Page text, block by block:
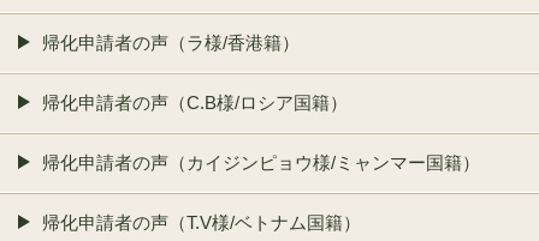
帰化申請者の声（ラ様/香港籍）
帰化申請者の声（C.B様/ロシア国籍）
帰化申請者の声（カイジンピョウ様/ミャンマー国籍）
帰化申請者の声（T.V様/ベトナム国籍）